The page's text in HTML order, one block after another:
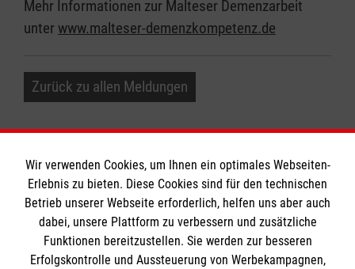
Mehr Informationen zur Malteser Demenzarbeit
unter www.malteser-demenzkompetenz.de
Zurück zu allen Meldungen
Informationen
Impressum
Wir verwenden Cookies, um Ihnen ein optimales Webseiten-
Erlebnis zu bieten. Diese Cookies sind für den technischen
Betrieb unserer Webseite erforderlich, helfen uns aber auch
dabei, unsere Plattform zu verbessern und zusätzliche
Funktionen bereitzustellen. Sie werden zur besseren
Erfolgskontrolle und Aussteuerung von Werbekampagnen,